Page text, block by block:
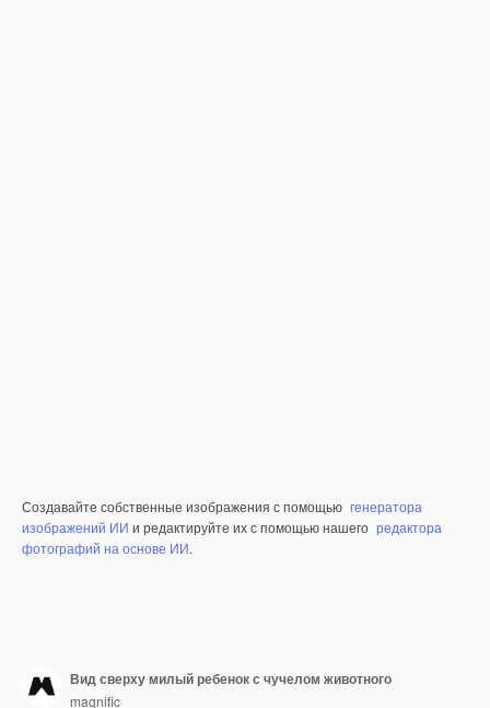
Создавайте собственные изображения с помощью генератора
изображений ИИ и редактируйте их с помощью нашего редактора
фотографий на основе ИИ.
Вид сверху милый ребенок с чучелом животного
magnific